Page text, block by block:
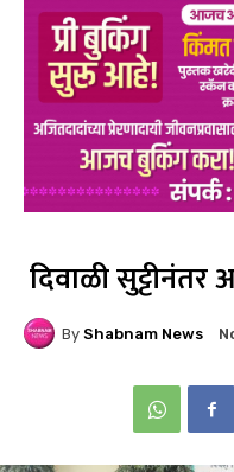
दिवाळी
By Shabnam News